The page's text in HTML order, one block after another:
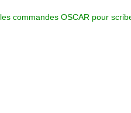
les commandes OSCAR pour